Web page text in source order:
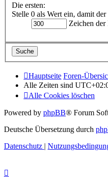
Die ersten:
Stelle 0 als Wert ein, damit
Zeichen der
Hauptseite Foren-
Alle Zeiten sind
Alle Cookies löschen
Powered by phpBB® Forum
Deutsche Übersetzung durch
Datenschutz |